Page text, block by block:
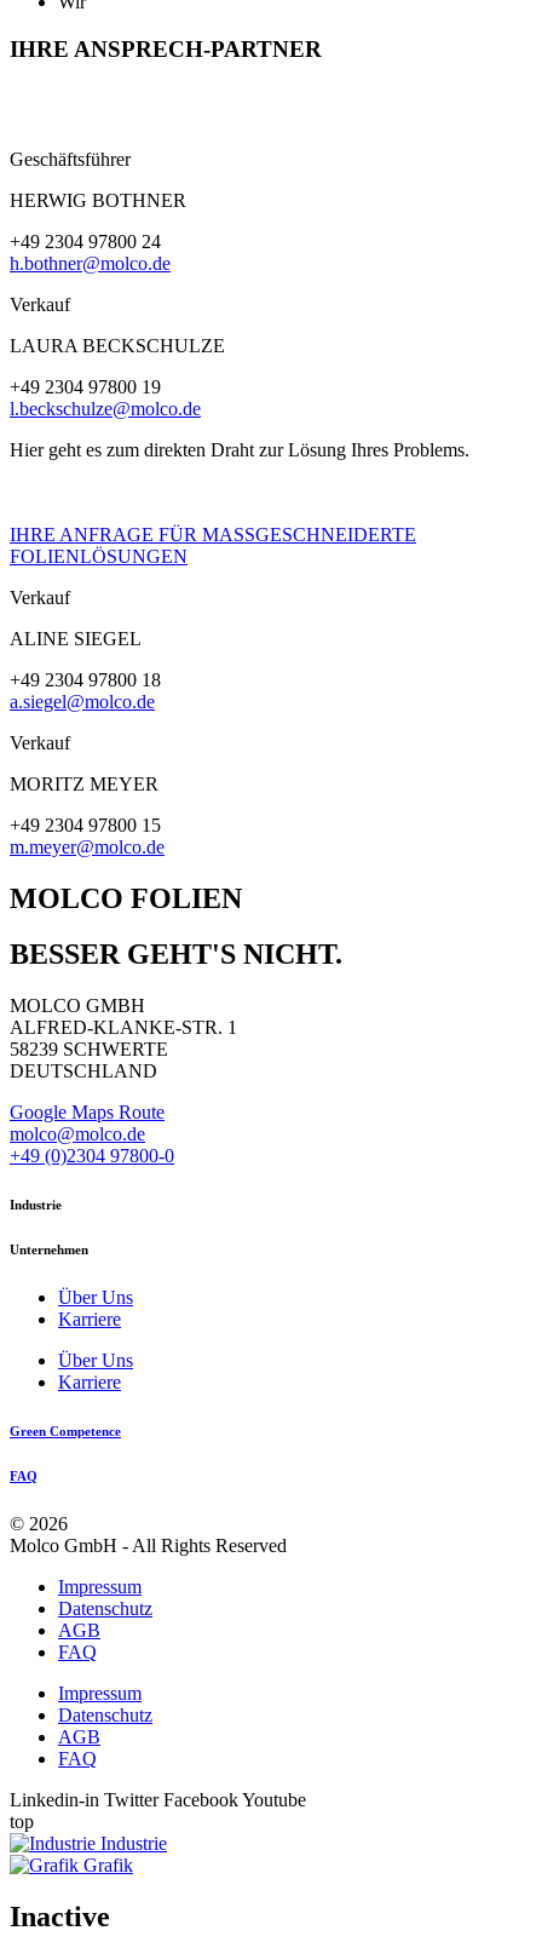
IHRE ANSPRECH-PARTNER
Geschäftsführer
HERWIG BOTHNER
+49 2304 97800 24
h.bothner@molco.de
Verkauf
LAURA BECKSCHULZE
+49 2304 97800 19
l.beckschulze@molco.de
Hier geht es zum direkten Draht zur Lösung Ihres Problems.
IHRE ANFRAGE FÜR MASSGESCHNEIDERTE
FOLIENLÖSUNGEN
Verkauf
ALINE SIEGEL
+49 2304 97800 18
a.siegel@molco.de
Verkauf
MORITZ MEYER
+49 2304 97800 15
m.meyer@molco.de
MOLCO FOLIEN
BESSER GEHT'S NICHT.
MOLCO GMBH
ALFRED-KLANKE-STR. 1
58239 SCHWERTE
DEUTSCHLAND
Google Maps Route
molco@molco.de
+49 (0)2304 97800-0
Industrie
Unternehmen
Über Uns
Karriere
Über Uns
Karriere
Green Competence
FAQ
© 2026
Molco GmbH - All Rights Reserved
Impressum
Datenschutz
AGB
FAQ
Impressum
Datenschutz
AGB
FAQ
Linkedin-in Twitter FacebookYoutube
top
Industrie
Grafik
Inactive